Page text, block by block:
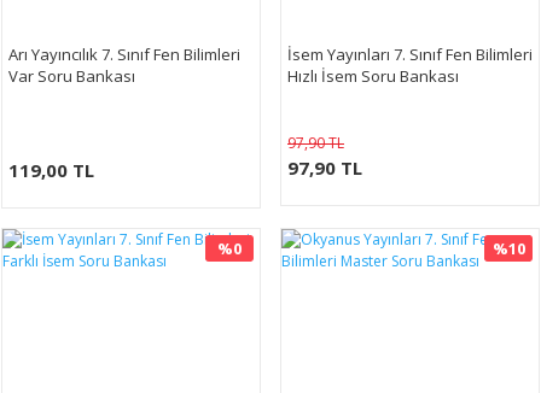
Arı Yayıncılık 7. Sınıf Fen Bilimleri
Var Soru Bankası
119,00 TL
İsem Yayınları 7. Sınıf Fen Bilimleri
Hızlı İsem Soru Bankası
97,90 TL
97,90 TL
%0 %10